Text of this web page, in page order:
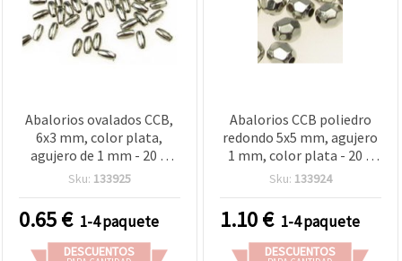
Abalorios ovalados CCB,
6x3 mm, color plata,
agujero de 1 mm - 20 g
(~690 uds)
Sku: 133925
0.65€ 1-4 paquete
DESCUENTOS
Abalorios CCB poliedro
redondo 5x5 mm, agujero
1 mm, color plata - 20 g
(~300 uds)
Sku: 133924
1.10€ 1-4 paquete
DESCUENTOS